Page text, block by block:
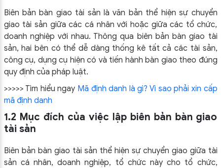
Biên bản bàn giao tài sản là văn bản thể hiện sự chuyển
giao tài sản giữa các cá nhân với hoặc giữa các tổ chức,
doanh nghiệp với nhau. Thông qua biên bản bàn giao tài
sản, hai bên có thể dễ dàng thống kê tất cả các tài sản,
công cụ, dụng cụ hiện có và tiến hành bàn giao theo đúng
quy định của pháp luật.
>>>>> Tìm hiểu ngay Mã định danh là gì? Vì sao phải xin cấp
mã định danh
1.2 Mục đích của việc lập biên bản bàn giao
tài sản
Biên bản bàn giao tài sản thể hiện sự chuyển giao giữa tài
sản cá nhân, doanh nghiệp, tổ chức này cho tổ chức,